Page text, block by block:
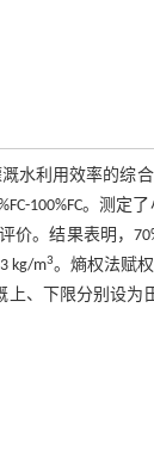
利用效率的综
100%FC。
。结果表明，
kg/m3。熵权法赋
上、下限分别设